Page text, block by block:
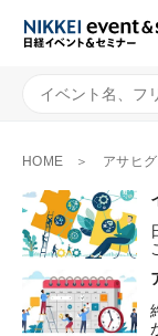
HOME アサヒ